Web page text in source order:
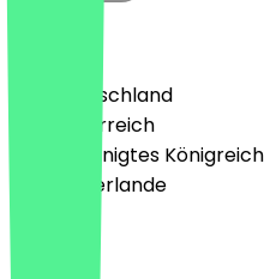
🇩🇪 Deutschland
🇦🇹 Österreich
🇬🇧 Vereinigtes Königreich
🇳🇱 Niederlande
Sprache